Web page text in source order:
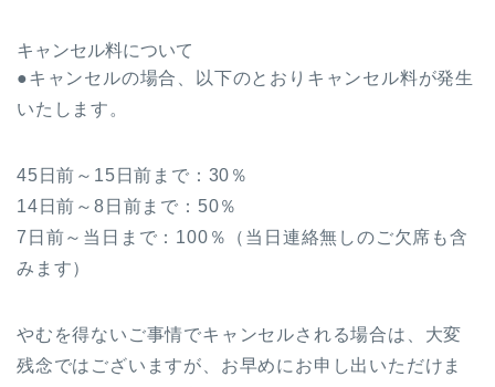
キャンセル料について
●キャンセルの場合、以下のとおりキャンセル料が発生
いたします。
45日前～15日前まで：30％
14日前～8日前まで：50％
7日前～当日まで：100％（当日連絡無しのご欠席も含
みます）
やむを得ないご事情でキャンセルされる場合は、大変
残念ではございますが、お早めにお申し出いただけま